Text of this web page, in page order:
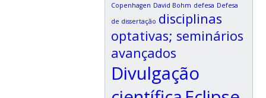
Copenhagen David Bohm defesa Defesa
de dissertação disciplinas
optativas; seminários
avançados
Divulgação